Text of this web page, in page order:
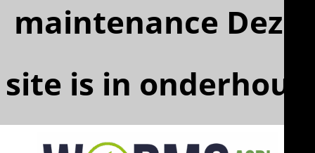
maintenance Deze
site is in onderhoud